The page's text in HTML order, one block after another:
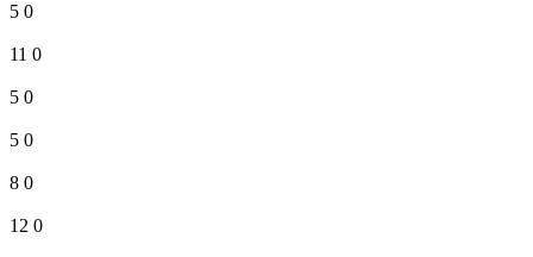
5 0
11 0
5 0
5 0
8 0
12 0